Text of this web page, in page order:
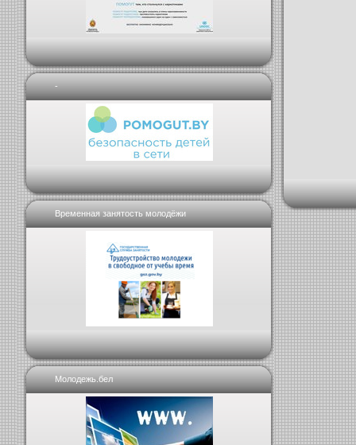
-
Временная занятость молодёжи
Молодежь.бел